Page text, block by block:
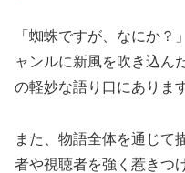
「蜘蛛ですが、なにか
ャンルに新風を吹き込ん
の軽妙な語り口にあります
また、物語全体を通じて
者や視聴者を強く惹きつ